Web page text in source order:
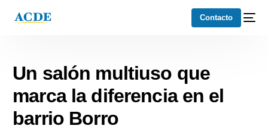
Contacto
Un salón multiuso que
marca la diferencia en el
barrio Borro